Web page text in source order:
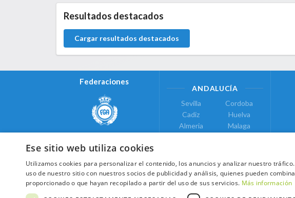
Resultados destacados
Cargar resultados destacados
Federaciones
Real Federación Andaluza de
Golf
Federación de Golf de Madrid
ANDALUCÍA
Sevilla
Cadiz
Almeria
Cordoba
Huelva
Malaga
Valencia
COMUNIDAD DE MADRID
Madrid
Ese sitio web utiliza cookies
Utilizamos cookies para personalizar el contenido, los anuncios y analizar nuestro
uso de nuestro sitio con nuestros socios de publicidad y análisis, quienes pueden
proporcionado o que hayan recopilado a partir del uso de sus servicios. Más información